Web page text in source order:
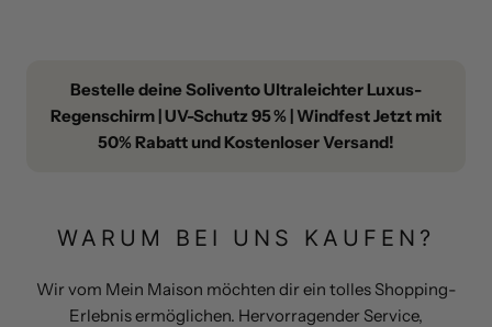
Bestelle deine Solivento Ultraleichter Luxus-
Regenschirm | UV-Schutz 95 % | Windfest Jetzt mit
50% Rabatt und Kostenloser Versand!
WARUM BEI UNS KAUFEN?
Wir vom Mein Maison möchten dir ein tolles Shopping-
Erlebnis ermöglichen. Hervorragender Service,